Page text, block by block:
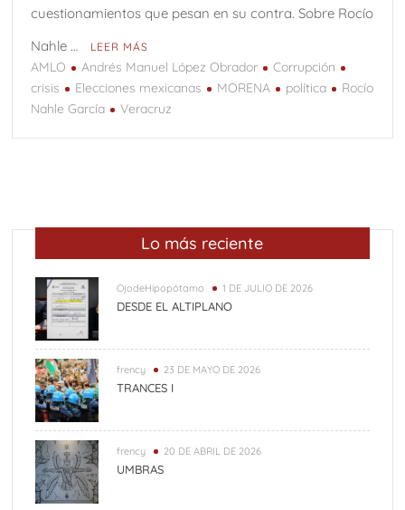
cuestionamientos que pesan en su contra. Sobre Rocío
Nahle …
LEER MÁS
AMLO Andrés Manuel López Obrador
Corrupción
crisis
Elecciones mexicanas MORENA política
Rocío
Nahle García
Veracruz
Lo más reciente
OjodeHipopótamo 1 DE JULIO DE 2026
DESDE EL ALTIPLANO
frency 23 DE MAYO DE 2026
TRANCES I
frency 20 DE ABRIL DE 2026
UMBRAS